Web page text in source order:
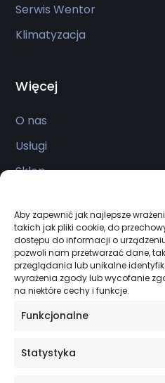
Aby zapewnić jak najlepsze
takich jak pliki cookie, do
dostępu do informacji o
pozwoli nam przetwarzać dane,
przeglądania lub unikalne
wyrażenia zgody lub wycofanie
na niektóre cechy i funkcje.
Funkcjonalne
Statystyka
Serwis Wentor
Klimatyzacja
Więcej
O nas
Usługi
Sklep
Kontakt
Salon firmowy
Serwis czynny 24/7
+48 533 944 931